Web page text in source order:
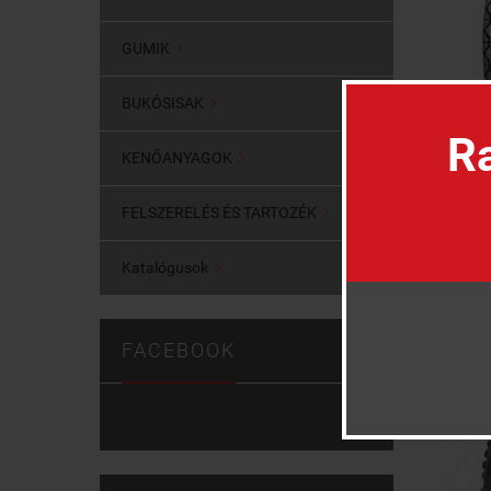
GUMIK
BUKÓSISAK
KENŐANYAGOK
FELSZERELÉS ÉS TARTOZÉK
Katalógusok
FACEBOOK